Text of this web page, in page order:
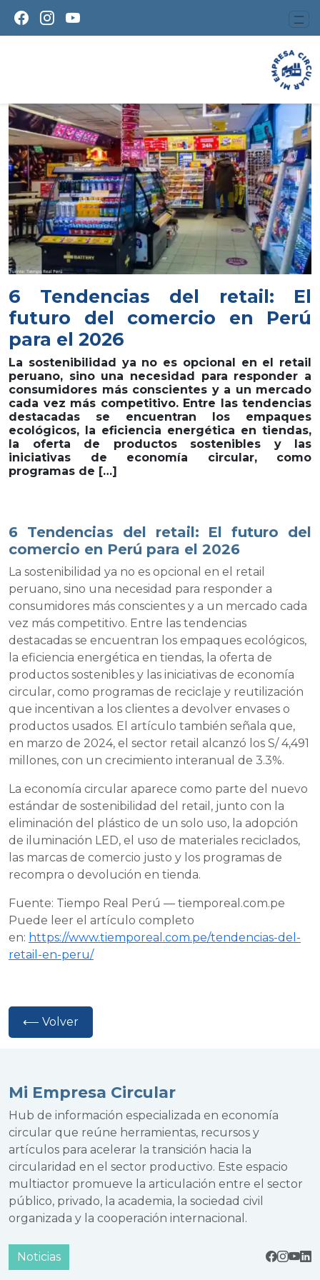
6 Tendencias del retail: El
futuro del comercio en Perú
para el 2026
La sostenibilidad ya no es opcional en el retail
peruano, sino una necesidad para responder a
consumidores más conscientes y a un mercado
cada vez más competitivo. Entre las tendencias
destacadas se encuentran los empaques
ecológicos, la eficiencia energética en tiendas,
la oferta de productos sostenibles y las
iniciativas de economía circular, como
programas de […]
6 Tendencias del retail: El futuro del
comercio en Perú para el 2026
La sostenibilidad ya no es opcional en el retail
peruano, sino una necesidad para responder a
consumidores más conscientes y a un mercado cada
vez más competitivo. Entre las tendencias
destacadas se encuentran los empaques ecológicos,
la eficiencia energética en tiendas, la oferta de
productos sostenibles y las iniciativas de economía
circular, como programas de reciclaje y reutilización
que incentivan a los clientes a devolver envases o
productos usados. El artículo también señala que,
en marzo de 2024, el sector retail alcanzó los S/ 4,491
millones, con un crecimiento interanual de 3.3%.
La economía circular aparece como parte del nuevo
estándar de sostenibilidad del retail, junto con la
eliminación del plástico de un solo uso, la adopción
de iluminación LED, el uso de materiales reciclados,
las marcas de comercio justo y los programas de
recompra o devolución en tienda.
Fuente: Tiempo Real Perú — tiemporeal.com.pe
Puede leer el artículo completo
en: https://www.tiemporeal.com.pe/tendencias-del-
retail-en-peru/
⟵ Volver
Mi Empresa Circular
Hub de información especializada en economía
circular que reúne herramientas, recursos y
artículos para acelerar la transición hacia la
circularidad en el sector productivo. Este espacio
multiactor promueve la articulación entre el sector
público, privado, la academia, la sociedad civil
organizada y la cooperación internacional.
Noticias